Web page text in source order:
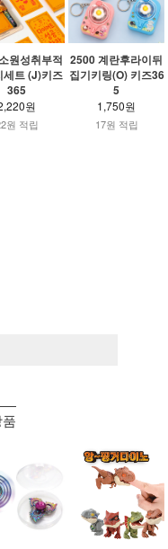
원성취부적
세트 (J)키즈
365
원
원 적립
2500 계란후라이뒤
집기키링(O) 키즈36
5
1,750원
17원 적립